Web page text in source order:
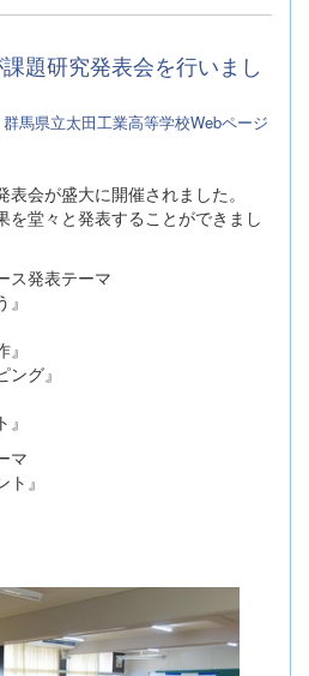
題研究発表会を行いまし
群馬県立太田工業高等学校Webページ
会が盛大に開催されました。
を堂々と発表することができまし
ス発表テーマ
ング』
マ
』